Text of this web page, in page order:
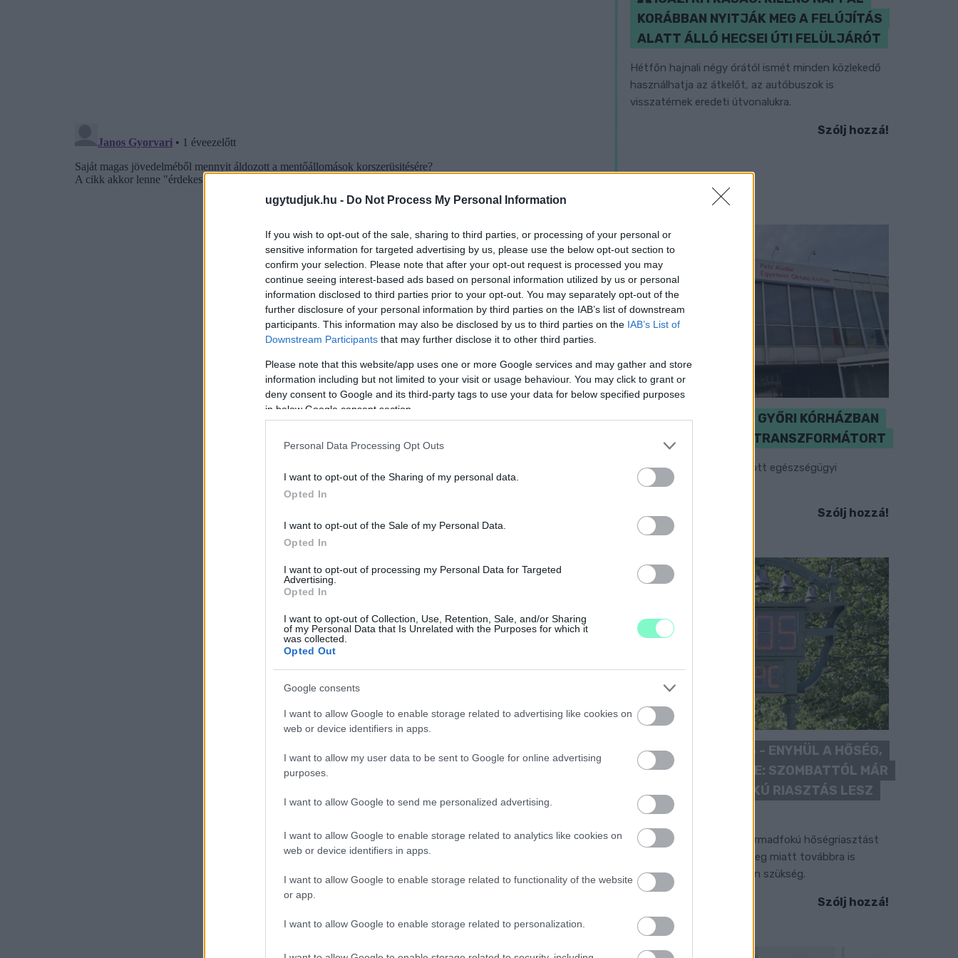
ugytudjuk.hu - Do Not Process My Personal Information
If you wish to opt-out of the sale, sharing to third parties, or processing of your personal or
sensitive information for targeted advertising by us, please use the below opt-out section to
confirm your selection. Please note that after your opt-out request is processed you may
continue seeing interest-based ads based on personal information utilized by us or personal
information disclosed to third parties prior to your opt-out. You may separately opt-out of the
further disclosure of your personal information by third parties on the IAB’s list of downstream
participants. This information may also be disclosed by us to third parties on the IAB’s List of
Downstream Participants that may further disclose it to other third parties.
Please note that this website/app uses one or more Google services and may gather and store
information including but not limited to your visit or usage behaviour. You may click to grant or
deny consent to Google and its third-party tags to use your data for below specified purposes
in below Google consent section.
Personal Data Processing Opt Outs
I want to opt-out of the Sharing of my personal data.
Opted In
I want to opt-out of the Sale of my Personal Data.
Opted In
I want to opt-out of processing my Personal Data for Targeted
Advertising.
Opted In
I want to opt-out of Collection, Use, Retention, Sale, and/or Sharing
of my Personal Data that Is Unrelated with the Purposes for which it
was collected.
Opted Out
Google consents
I want to allow Google to enable storage related to advertising like cookies on
web or device identifiers in apps.
I want to allow my user data to be sent to Google for online advertising
purposes.
I want to allow Google to send me personalized advertising.
I want to allow Google to enable storage related to analytics like cookies on
web or device identifiers in apps.
I want to allow Google to enable storage related to functionality of the website
or app.
I want to allow Google to enable storage related to personalization.
KORÁBBAN NYITJÁK MEG A FELÚJÍTÁS
ALATT ÁLLÓ HECSEI ÚTI FELÜLJÁRÓT
Hétfőn hajnali négy órától ismét minden közlekedő
használhatja az átkelőt, az autóbuszok is
visszatérnek eredeti útvonalukra.
Szólj hozzá!
KICSERÉLTÉK A GYŐRI KÓRHÁZBAN
MEGHIBÁSODOTT TRANSZFORMÁTORT
Megkezdték az elhalasztott egészségügyi
ellátásokat.
Szólj hozzá!
KÁNIKULA 2026 - ENYHÜL A HŐSÉG,
DE MÉG NINCS VÉGE: SZOMBATTÓL MÁR
“CSAK” MÁSODFOKÚ RIASZTÁS LESZ
ÉRVÉNYBEN
A július vége óta tartó harmadfokú hőségriasztást
mérséklik, de a tartós meleg miatt továbbra is
fokozott óvatosságra van szükség.
Szólj hozzá!